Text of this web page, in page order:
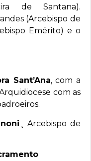
de Santana).
(Arcebispo de
Emérito) e o
Sant’Ana, com a
com as
¸ Arcebispo de